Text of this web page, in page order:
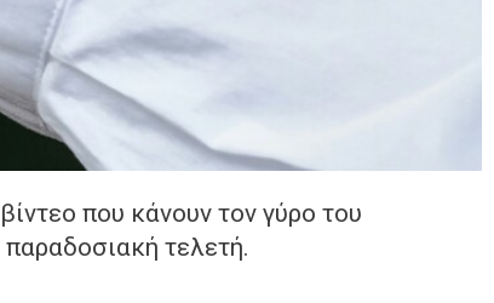
που κάνουν τον γύρο του
τελετή.